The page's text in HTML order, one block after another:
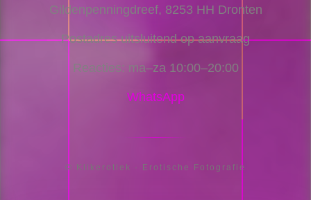
Gildenpenningdreef, 8253 HH Dronten
Postadres uitsluitend op aanvraag
Reacties: ma–za 10:00–20:00
WhatsApp
© Klikerotiek · Erotische Fotografie